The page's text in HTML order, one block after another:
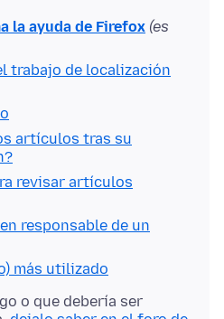
la ayuda de Firefox (es
trabajo de localización
artículos tras su
revisar artículos
responsable de un
más utilizado
o que debería ser